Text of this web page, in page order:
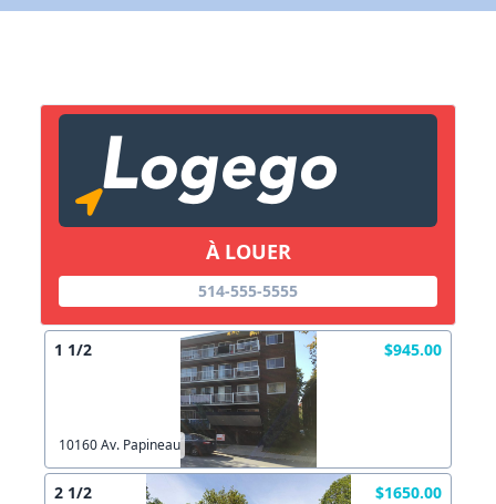
À LOUER
514-555-5555
1 1/2 $945.00
10160 Av. Papineau
2 1/2 $1650.00
Lien vers inscription (sera inclus dans courriel)
Copier lien
X Fermer
X Fermer